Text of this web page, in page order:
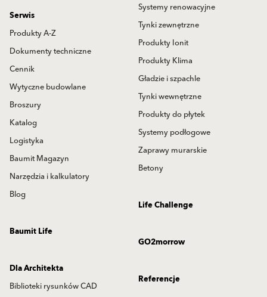
Systemy renowacyjne
Tynki zewnętrzne
Produkty Ionit
Produkty Klima
Gładzie i szpachle
Tynki wewnętrzne
Produkty do płytek
Systemy podłogowe
Zaprawy murarskie
Betony
Serwis
Produkty A-Z
Dokumenty techniczne
Cennik
Wytyczne budowlane
Broszury
Katalog
Logistyka
Baumit Magazyn
Narzędzia i kalkulatory
Blog
Life Challenge
Baumit Life
GO2morrow
Dla Architekta
Biblioteki rysunków CAD
Referencje